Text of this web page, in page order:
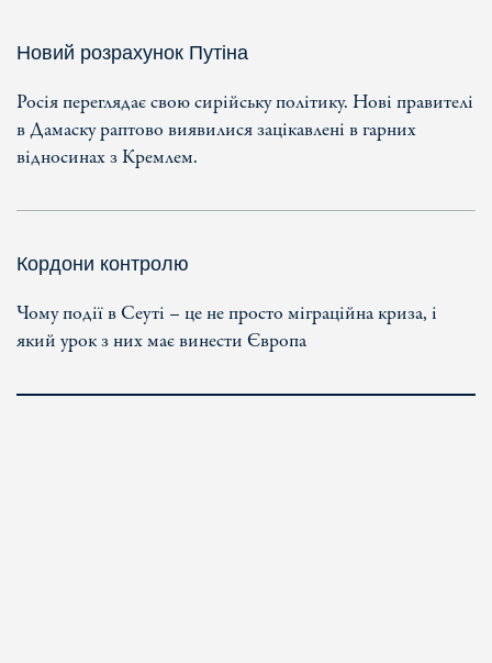
Новий розрахунок Путіна
Росія переглядає свою сирійську політику. Нові правителі
в Дамаску раптово виявилися зацікавлені в гарних
відносинах з Кремлем.
Кордони контролю
Чому події в Сеуті – це не просто міграційна криза, і
який урок з них має винести Європа